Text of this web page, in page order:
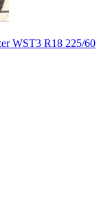
WST3 R18 225/60